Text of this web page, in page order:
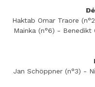
Haktab Omar Traore
Mainka (n°6) - Benedikt
Jan Schöppner (n°3) -